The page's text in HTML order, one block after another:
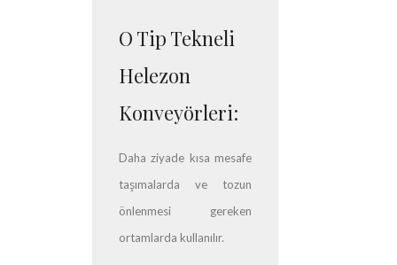
O Tip Tekneli
Helezon
Konveyörleri:
Daha ziyade kısa mesafe
taşımalarda ve tozun
önlenmesi gereken
ortamlarda kullanılır.